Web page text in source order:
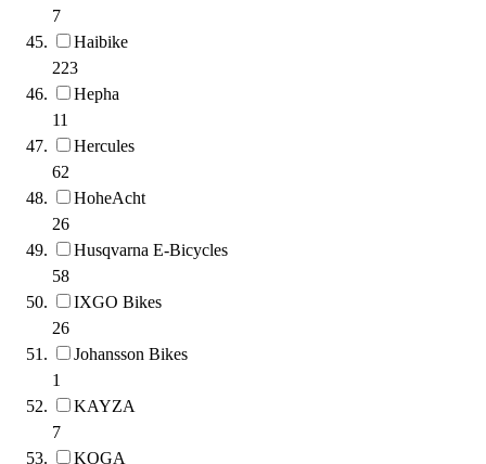
7
Haibike
223
Hepha
11
Hercules
62
HoheAcht
26
Husqvarna E-Bicycles
58
IXGO Bikes
26
Johansson Bikes
1
KAYZA
7
KOGA